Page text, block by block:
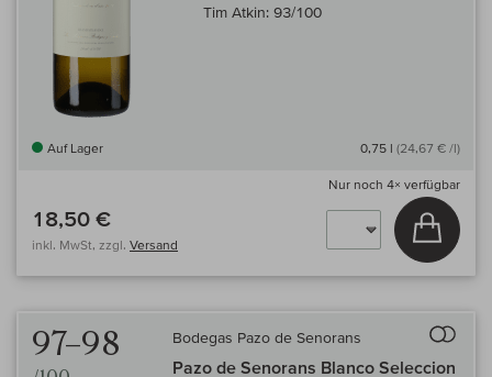
Tim Atkin: 93/100
Auf Lager 0,75 l (24,67 € /l)
Nur noch 4× verfügbar
18,50 €
inkl. MwSt, zzgl. Versand
In
97–98 Bodegas Pazo de Senorans
Pazo de Senorans Blanco Seleccion